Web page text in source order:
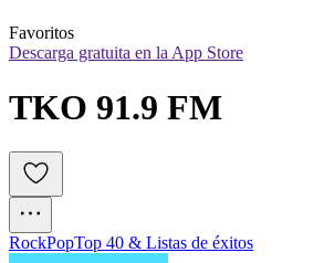
Favoritos
Descarga gratuita en la App Store
TKO 91.9 FM
RockPopTop 40 & Listas de éxitos